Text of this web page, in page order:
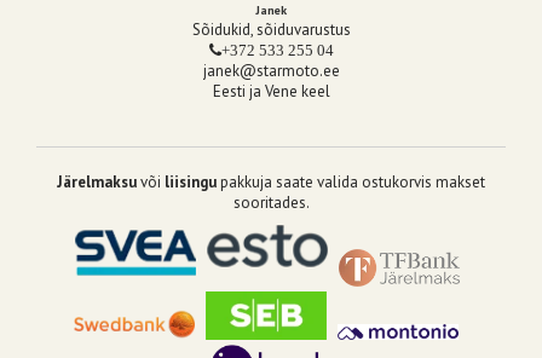
Janek
Sõidukid, sõiduvarustus
+372 533 255 04
janek@starmoto.ee
Eesti ja Vene keel
Järelmaksuvõi liisingupakkuja saate valida ostukorvis makset
sooritades.